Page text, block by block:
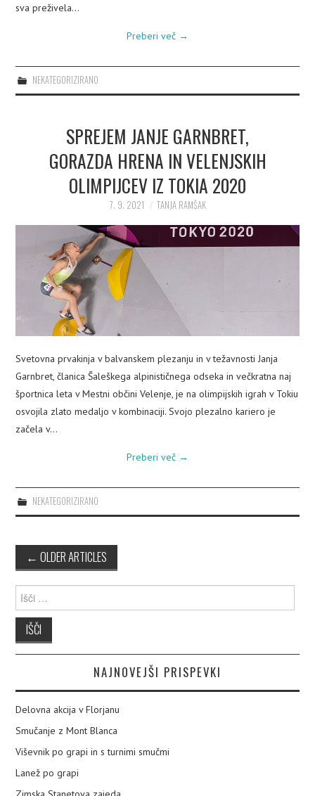
sva preživela…
Preberi več →
NEKATEGORIZIRANO
SPREJEM JANJE GARNBRET,
GORAZDA HRENA IN VELENJSKIH
OLIMPIJCEV IZ TOKIA 2020
7. 9. 2021 TANJA RAMŠAK
Svetovna prvakinja v balvanskem plezanju in v težavnosti Janja
Garnbret, članica Šaleškega alpinističnega odseka in večkratna naj
športnica leta v Mestni občini Velenje, je na olimpijskih igrah v Tokiu
osvojila zlato medaljo v kombinaciji. Svojo plezalno kariero je
začela v…
Preberi več →
NEKATEGORIZIRANO
Post navigation
← OLDER ARTICLES
Išči:
NAJNOVEJŠI PRISPEVKI
Delovna akcija v Florjanu
Smučanje z Mont Blanca
Viševnik po grapi in s turnimi smučmi
Lanež po grapi